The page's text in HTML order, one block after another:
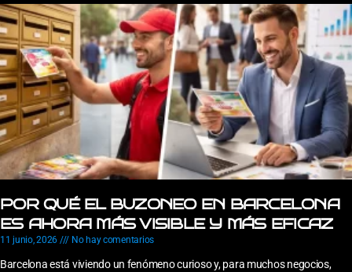
POR QUÉ EL BUZONEO EN BARCELONA
ES AHORA MÁS VISIBLE Y MÁS EFICAZ
11 junio, 2026 No hay comentarios
Barcelona está viviendo un fenómeno curioso y, para muchos negocios,